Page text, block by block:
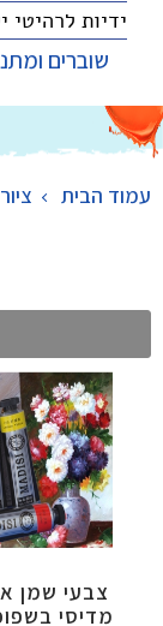
ידיות לרהיטי
שוברים
עמוד הבית ציור
צבעי שמן